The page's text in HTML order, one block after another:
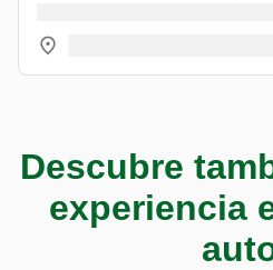
Descubre
experiencia